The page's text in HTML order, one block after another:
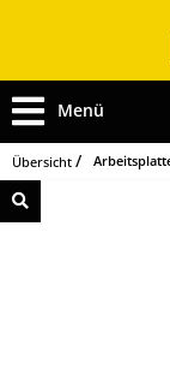
Menü
Übersicht